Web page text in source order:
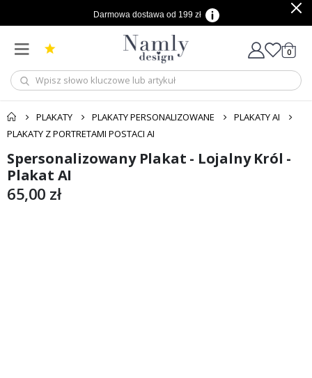
Darmowa dostawa od 199 zł
Cart
0
PLAKATY PLAKATY PERSONALIZOWANE
PLAKATY AI
PLAKATY Z PORTRETAMI POSTACI AI
Przejdź
na
koniec
galerii
Przejdź
na
początek
galerii
Spersonalizowany Plakat - Lojalny Król -
Plakat AI
65,00 zł